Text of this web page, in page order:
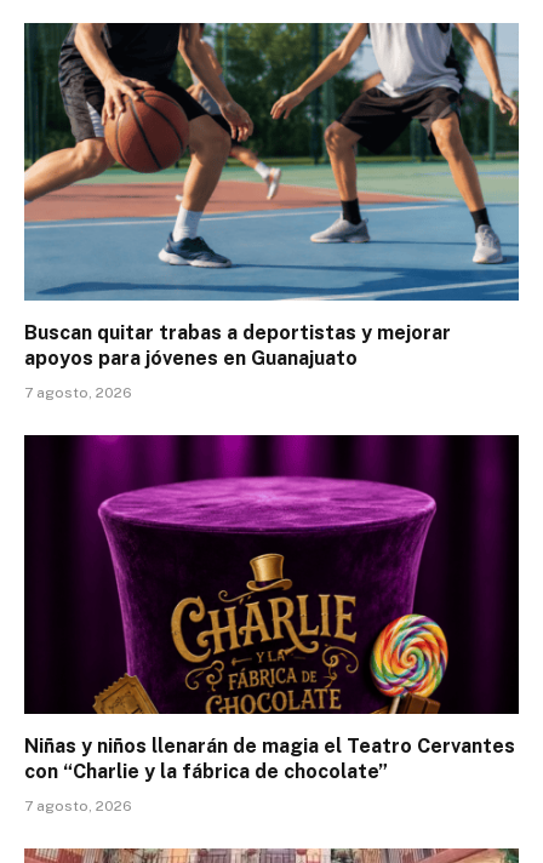
Buscan quitar trabas a deportistas y mejorar
apoyos para jóvenes en Guanajuato
7 agosto, 2026
Niñas y niños llenarán de magia el Teatro Cervantes
con “Charlie y la fábrica de chocolate”
7 agosto, 2026